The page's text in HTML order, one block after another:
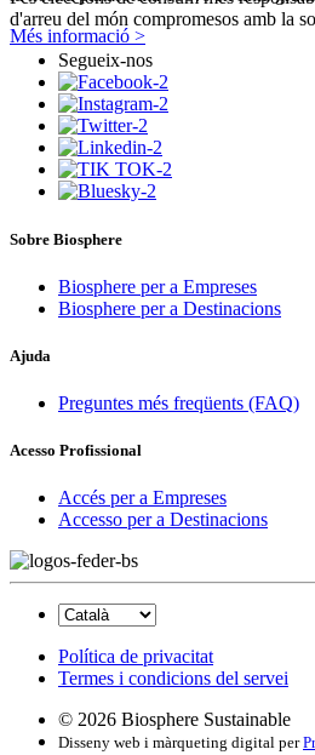
Més informació >
d'arreu del món compromesos amb la
Segueix-nos
Sobre Biosphere
Biosphere per a Empreses
Biosphere per a Destinacions
Ajuda
Preguntes més freqüents (FAQ)
Acesso Profissional
Accés per a Empreses
Accesso per a Destinacions
Política de privacitat
Termes i condicions del servei
© 2026 Biosphere Sustainable
Disseny web i màrqueting digital per